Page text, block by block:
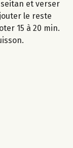
seitan et verser
le reste
15 à 20 min.